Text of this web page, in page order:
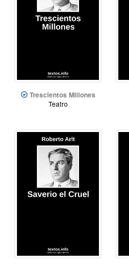
Trescientos Millones
Teatro